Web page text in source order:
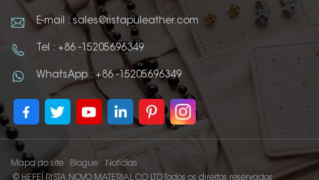
E-mail : sales@ristapuleather.com
Tel : +86 -15205696349
WhatsApp : +86 -15205696349
Mapa do site Blogue
Notícias
© HEFEI RISTA NOVO MATERIAL CO LTD Todos os direitos reservados